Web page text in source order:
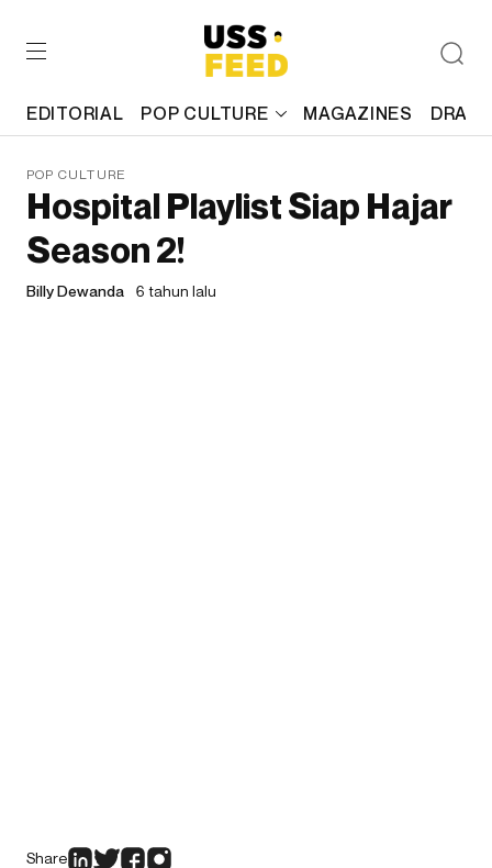
EDITORIAL POP CULTURE MAGAZINES
POP CULTURE
Hospital Playlist Siap Hajar
Season 2!
Billy Dewanda 6 tahun lalu
Share